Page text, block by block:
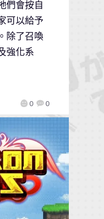
0 0
們會按自
可以給予
除了召喚
強化系